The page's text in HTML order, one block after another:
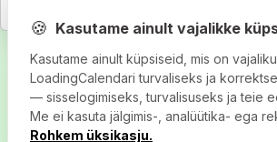
🍪 Kasutame ainult vajalikke
Kasutame ainult küpsiseid, mis on
LoadingCalendari turvaliseks ja
— sisselogimiseks, turvalisuseks ja teie
Me ei kasuta jälgimis-, analüütika- ega
Rohkem üksikasju.